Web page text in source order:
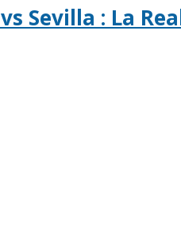
Sevilla : La